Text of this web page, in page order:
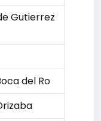
Gutierrez
del Ro